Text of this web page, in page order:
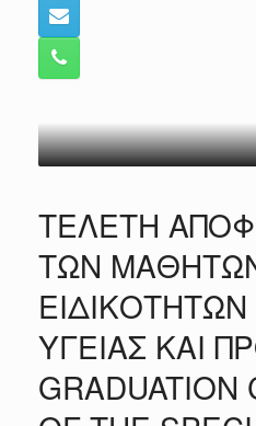
ΤΕΛΕΤΗ
ΤΩΝ
ΥΓΕΙΑΣ ΚΑΙ
GRADUATION